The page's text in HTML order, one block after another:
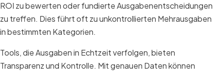
ROI zu bewerten oder fundierte Ausgabenentscheidungen
zu treffen. Dies führt oft zu unkontrollierten Mehrausgaben
in bestimmten Kategorien.
Tools, die Ausgaben in Echtzeit verfolgen, bieten
Transparenz und Kontrolle. Mit genauen Daten können